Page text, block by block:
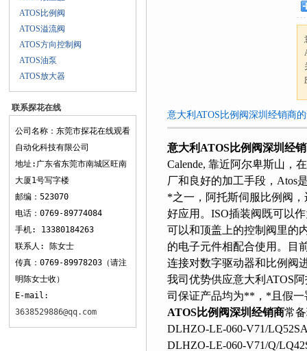
ATOS比例阀
ATOS溢流阀
ATOS方向控制阀
ATOS油泵
ATOS放大器
联系探花在线
观看
公司名称：东莞市探花在线观看
自动化科技有限公司
地址:广东省东莞市南城区旺南
大厦1号写字楼
邮编：523070
电话：0769-89774084
手机: 13380184263
联系人: 陈女士
传真：0769-89978203（请注
明陈女士收）
E-mail:
3638529886@qq.com
意大利ATOS比例阀深圳经销商的
意大利ATOS比例阀深圳经销
Calende, 靠近阿尔卑斯山，
厂和良好的加工手段，
*之一，阿托斯伺服比例阀
好应用。ISO插装阀既可
可以和顶盖上的控制阀里的
的电子元件相配合使用。
连接对数字驱动器和比例阀进
我司优势供应意大利ATOS阿
司保证产品均为**，*且假一
ATOS比例阀深圳经销商常备
DLHZO-LE-060-V71/
DLHZO-LE-060-V71/Q/